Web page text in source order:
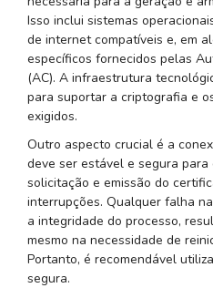
Isso inclui sistemas
de internet compatíveis e, em
específicos fornecidos pelas
(AC). A infraestrutura
para suportar a criptografia e
exigidos.
Outro aspecto crucial é a
deve ser estável e segura para
solicitação e emissão do
interrupções. Qualquer falha
a integridade do processo,
mesmo na necessidade de
Portanto, é recomendável
segura.